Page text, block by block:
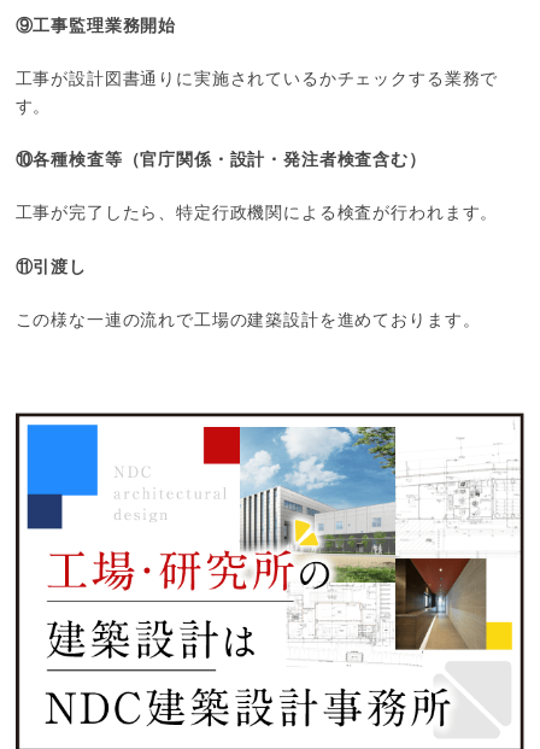
⑨工事監理業務開始
工事が設計図書通りに実施されているかチェックする業務で
す。
⑩各種検査等（官庁関係・設計・発注者検査含む）
工事が完了したら、特定行政機関による検査が行われます。
⑪引渡し
この様な一連の流れで工場の建築設計を進めております。